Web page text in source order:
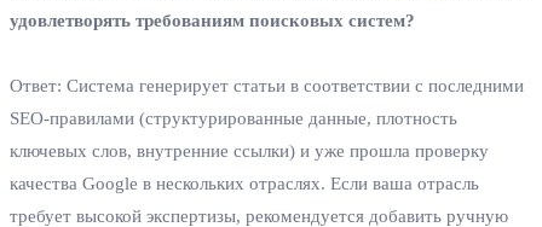
удовлетворять требованиям поисковых систем?
Ответ: Система генерирует статьи в соответствии с последними
SEO‑правилами (структурированные данные, плотность
ключевых слов, внутренние ссылки) и уже прошла проверку
качества Google в нескольких отраслях. Если ваша отрасль
требует высокой экспертизы, рекомендуется добавить ручную